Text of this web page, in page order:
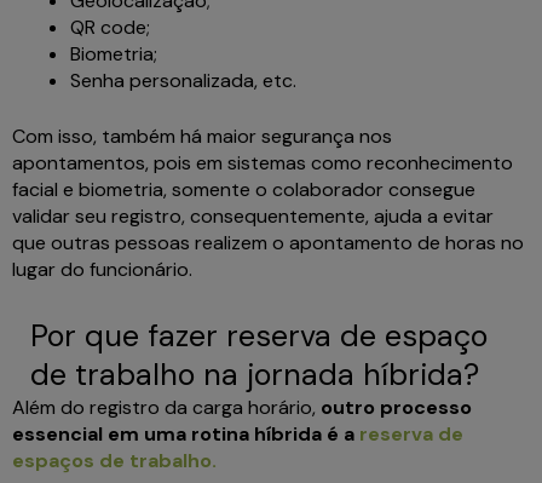
QR code;
Biometria;
Senha personalizada, etc.
Com isso, também há maior segurança nos
apontamentos, pois em sistemas como reconhecimento
facial e biometria, somente o colaborador consegue
validar seu registro, consequentemente, ajuda a evitar
que outras pessoas realizem o apontamento de horas no
lugar do funcionário.
Por que fazer reserva de espaço
de trabalho na jornada híbrida?
Além do registro da carga horário, outro processo
essencial em uma rotina híbrida é a reserva de
espaços de trabalho.